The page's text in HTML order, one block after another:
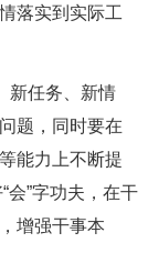
落实到实际工
新任务、新情
题，同时要在
能力上不断提
会”字功夫，在干
增强干事本